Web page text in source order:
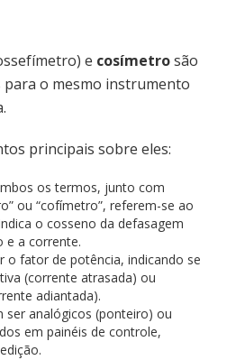
e cosímetrosão
o mesmo instrumento
principais sobre eles:
os termos, junto com
ou “cofímetro”, referem-se ao
o cosseno da defasagem
e a corrente.
o fator de potência, indicando se
(corrente atrasada) ou
adiantada).
ser analógicos (ponteiro) ou
em painéis de controle,